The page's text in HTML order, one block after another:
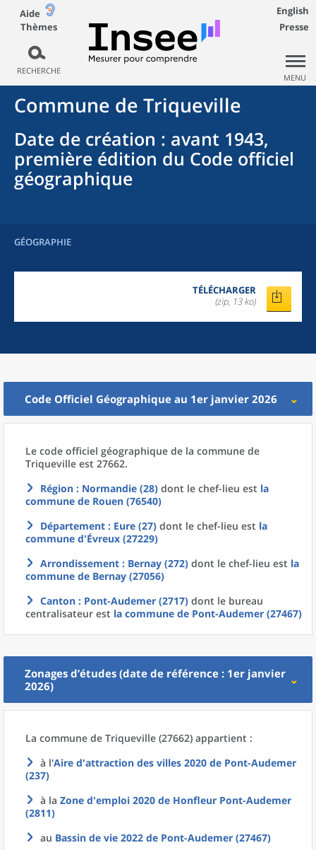
Aide
Thèmes
RECHERCHE
English
Presse
MENU
Commune de Triqueville
Date de création : avant 1943,
première édition du Code officiel
géographique
GÉOGRAPHIE
TÉLÉCHARGER
(zip, 13 ko)
Code Officiel Géographique au 1er janvier 2026
Le code officiel géographique de la commune de
Triqueville est 27662.
Région : Normandie (28) dont le chef-lieu est la
commune de Rouen (76540)
Département : Eure (27) dont le chef-lieu est la
commune d'Évreux (27229)
Arrondissement : Bernay (272) dont le chef-lieu est la
commune de Bernay (27056)
Canton : Pont-Audemer (2717) dont le bureau
centralisateur est la commune de Pont-Audemer (27467)
Zonages d’études (date de référence : 1er janvier
2026)
La commune de Triqueville (27662) appartient :
à l'Aire d'attraction des villes 2020 de Pont-Audemer
(237)
à la Zone d'emploi 2020 de Honfleur Pont-Audemer
(2811)
au Bassin de vie 2022 de Pont-Audemer (27467)